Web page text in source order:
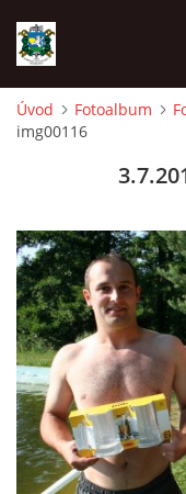
ÚVOD
LÁVKA
FICHTLCUP
PŘIHLAŠOVACÍ
LISTINA
Úvod Fotoalbum
img00116